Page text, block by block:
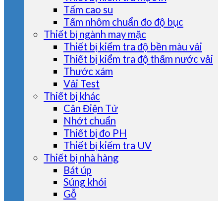
Tấm cao su
Tấm nhôm chuẩn đo độ bục
Thiết bị ngành may mặc
Thiết bị kiểm tra độ bền màu vải
Thiết bị kiểm tra độ thấm nước vải
Thước xám
Vải Test
Thiết bị khác
Cân Điện Tử
Nhớt chuẩn
Thiết bị đo PH
Thiết bị kiểm tra UV
Thiết bị nhà hàng
Bát úp
Súng khói
Gỗ